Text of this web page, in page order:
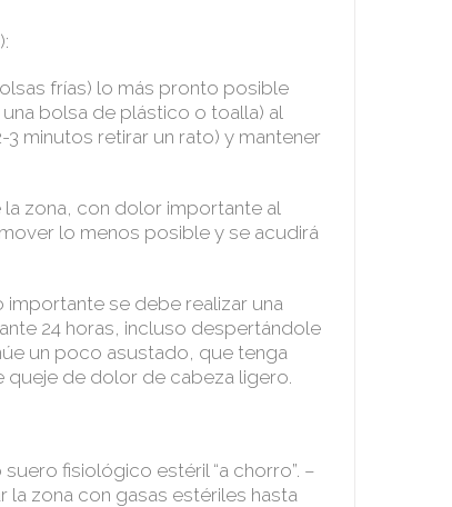
frías) lo más pronto posible
bolsa de plástico o toalla) al
minutos retirar un rato) y mantener
zona, con dolor importante al
lo menos posible y se acudirá
se debe realizar una
24 horas, incluso despertándole
un poco asustado, que tenga
de dolor de cabeza ligero.
fisiológico estéril “a chorro”. –
la zona con gasas estériles hasta